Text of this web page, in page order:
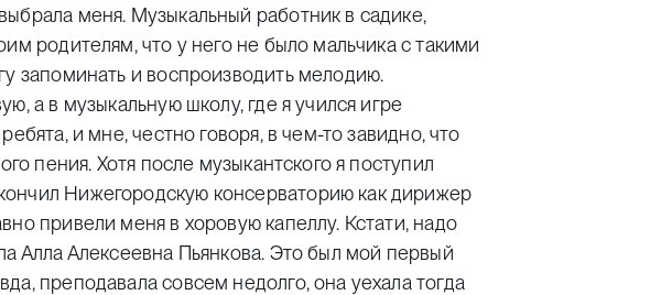
меня. Музыкальный работник в садике,
родителям, что у него не было мальчика с такими
запоминать и воспроизводить мелодию.
а в музыкальную школу, где я учился игре
и мне, честно говоря, в чем-то завидно, что
пения. Хотя после музыкантского я поступил
Нижегородскую консерваторию как дирижер
привели меня в хоровую капеллу. Кстати, надо
Алла Алексеевна Пьянкова. Это был мой первый
преподавала совсем недолго, она уехала тогда